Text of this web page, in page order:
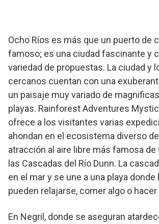
Ocho Ríos es más que un puerto de
famoso; es una ciudad fascinante y
variedad de propuestas. La ciudad y
cercanos cuentan con una
un paisaje muy variado de
playas. Rainforest Adventures
ofrece a los visitantes varias
ahondan en el ecosistema diverso
atracción al aire libre más famosa de
las Cascadas del Río Dunn. La
en el mar y se une a una playa
pueden relajarse, comer algo o
En Negril, donde se aseguran